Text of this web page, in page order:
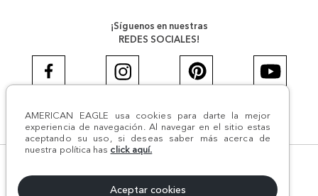
AMERICAN EAGLE usa cookies para darte la mejor
experiencia de navegación. Al navegar en el sitio estas
aceptando su uso, si deseas saber más acerca de
nuestra política has click aquí.
Aceptar cookies
¡Síguenos en nuestras
REDES SOCIALES!
#AEJEANS #AerieREALCOL
NIT:800.069.933-6 | CII 14 #52A - 370 | Medellín, Colombia